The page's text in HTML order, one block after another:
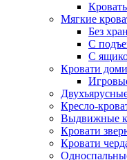
Мягкие
Без
С
С
Кровати
Кресло-
Выдвижные
Кровати
Кровати